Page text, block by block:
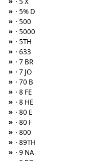
» · 5% D
» · 500
» · 5000
» · 5TH
» · 633
» · 7 BR
» · 7 JO
» · 70 B
» · 8 FE
» · 8 HE
» · 80 E
» · 80 F
» · 800
» · 89TH
» · 9 NA